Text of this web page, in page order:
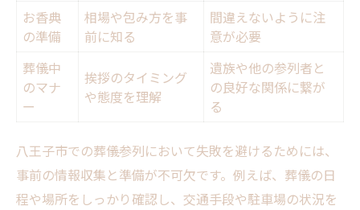
お香典
の準備
相場や包み方を事
前に知る
間違えないように注
意が必要
葬儀中
のマナ
ー
挨拶のタイミング
や態度を理解
遺族や他の参列者と
の良好な関係に繋が
る
八王子市での葬儀参列において失敗を避けるためには、
事前の情報収集と準備が不可欠です。例えば、葬儀の日
程や場所をしっかり確認し、交通手段や駐車場の状況を